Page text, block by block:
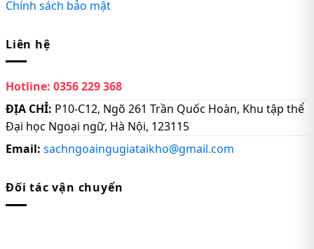
Chính sách bảo mật
Liên hệ
Hotline: 0356 229 368
ĐỊA CHỈ: P10-C12, Ngõ 261 Trần Quốc Hoàn, Khu tập thể
Đại học Ngoại ngữ, Hà Nội, 123115
Email: sachngoaingugiataikho@gmail.com
Đối tác vận chuyển